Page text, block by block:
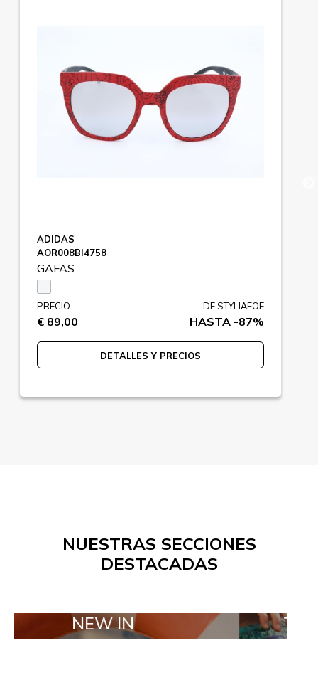
ADIDAS
AOR008BI4758
GAFAS
PRECIO
€ 89,00
DE STYLIAFOE
HASTA -87%
DETALLES Y PRECIOS
NUESTRAS SECCIONES
DESTACADAS
IN TAILOR